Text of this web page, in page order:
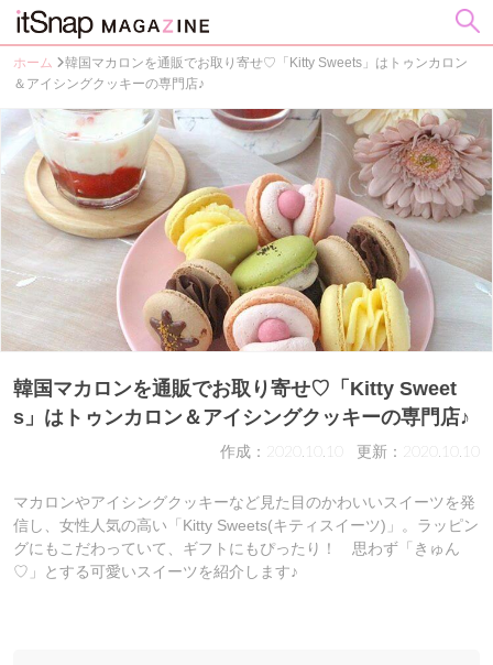
ホーム
韓国マカロンを通販でお取り寄せ♡「Kitty Sweets」はトゥンカロン
＆アイシングクッキーの専門店♪
韓国マカロンを通販でお取り寄せ♡「Kitty Sweet
s」はトゥンカロン＆アイシングクッキーの専門店♪
作成：2020.10.10 更新：2020.10.10
マカロンやアイシングクッキーなど見た目のかわいいスイーツを発
信し、女性人気の高い「Kitty Sweets(キティスイーツ)」。ラッピン
グにもこだわっていて、ギフトにもぴったり！ 思わず「きゅん
♡」とする可愛いスイーツを紹介します♪